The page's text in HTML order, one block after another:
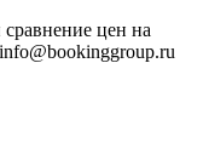
цен на
info@bookinggroup.ru